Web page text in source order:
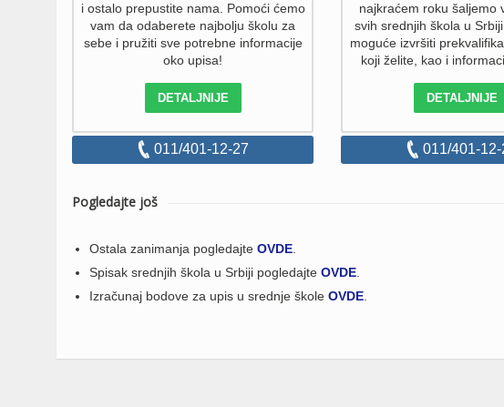
i ostalo prepustite nama. Pomoći ćemo
vam da odaberete najbolju školu za
sebe i pružiti sve potrebne informacije
oko upisa!
DETALJNIJE
011/401-12-27
najkraćem roku šaljemo
svih srednjih škola u
moguće izvršiti
koji želite, kao i
DETALJNIJE
011/401-12-
Pogledajte još
Ostala zanimanja pogledajte OVDE
Spisak srednjih škola u Srbiji pogledajte OVDE
Izračunaj bodove za upis u srednje škole OVDE